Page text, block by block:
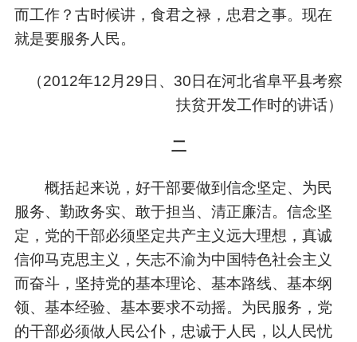
而工作？古时候讲，食君之禄，忠君之事。现在
就是要服务人民。
（2012年12月29日、30日在河北省阜平县考察
扶贫开发工作时的讲话）
二
概括起来说，好干部要做到信念坚定、为民
服务、勤政务实、敢于担当、清正廉洁。信念坚
定，党的干部必须坚定共产主义远大理想，真诚
信仰马克思主义，矢志不渝为中国特色社会主义
而奋斗，坚持党的基本理论、基本路线、基本纲
领、基本经验、基本要求不动摇。为民服务，党
的干部必须做人民公仆，忠诚于人民，以人民忧